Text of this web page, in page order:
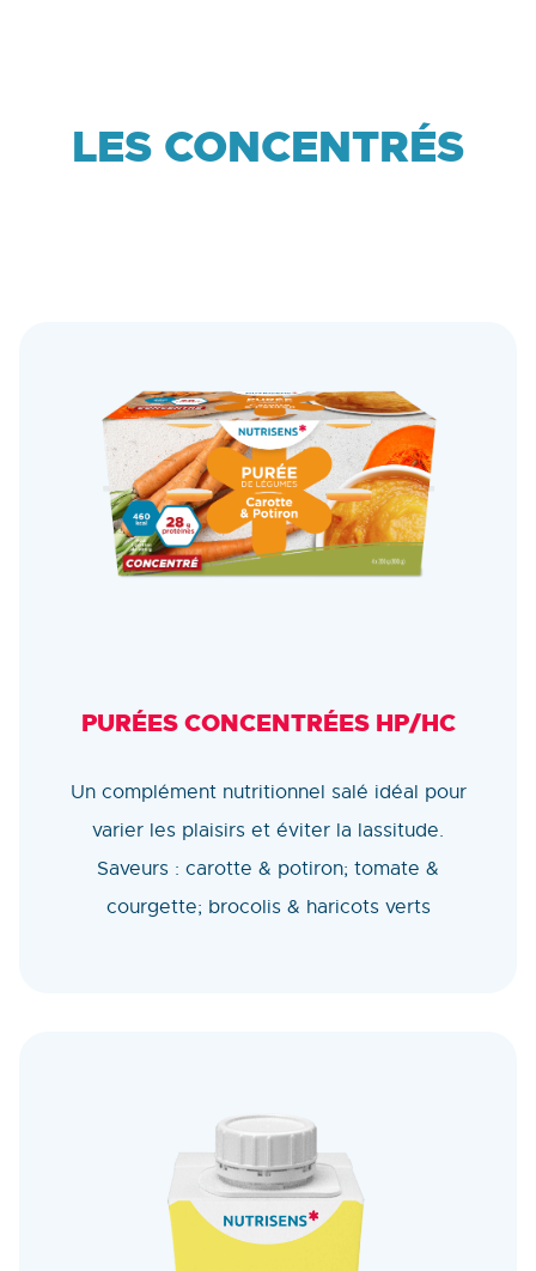
LES CONCENTRÉS
PURÉES CONCENTRÉES HP/HC
Un complément nutritionnel salé idéal pour
varier les plaisirs et éviter la lassitude.
Saveurs : carotte & potiron; tomate &
courgette; brocolis & haricots verts